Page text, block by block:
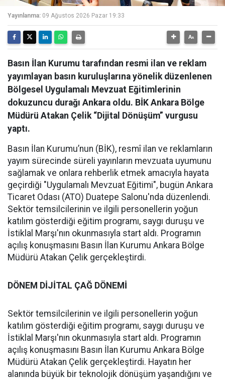
Yayınlanma: 09 Ağustos 2026 Pazar 19:33
Basın İlan Kurumu tarafından resmi ilan ve reklam
yayımlayan basın kuruluşlarına yönelik düzenlenen
Bölgesel Uygulamalı Mevzuat Eğitimlerinin
dokuzuncu durağı Ankara oldu. BİK Ankara Bölge
Müdürü Atakan Çelik “Dijital Dönüşüm” vurgusu
yaptı.
Basın İlan Kurumu’nun (BİK), resmî ilan ve reklamların
yayım sürecinde süreli yayınların mevzuata uyumunu
sağlamak ve onlara rehberlik etmek amacıyla hayata
geçirdiği "Uygulamalı Mevzuat Eğitimi", bugün Ankara
Ticaret Odası (ATO) Duatepe Salonu'nda düzenlendi.
Sektör temsilcilerinin ve ilgili personellerin yoğun
katılım gösterdiği eğitim programı, saygı duruşu ve
İstiklal Marşı'nın okunmasıyla start aldı. Programın
açılış konuşmasını Basın İlan Kurumu Ankara Bölge
Müdürü Atakan Çelik gerçekleştirdi.
DÖNEM DİJİTAL ÇAĞ DÖNEMİ
Sektör temsilcilerinin ve ilgili personellerin yoğun
katılım gösterdiği eğitim programı, saygı duruşu ve
İstiklal Marşı'nın okunmasıyla start aldı. Programın
açılış konuşmasını Basın İlan Kurumu Ankara Bölge
Müdürü Atakan Çelik gerçekleştirdi. Hayatın her
alanında büyük bir teknolojik dönüşüm yaşandığını ve